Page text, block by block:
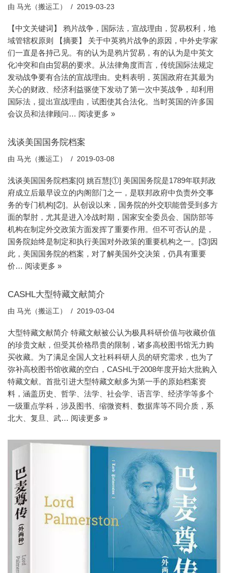
由 马光（搬运工） 2019-03-23
【中文关键词】 鸦片战争，国际法，宣战理由，贸易权利，地
域管辖权原则 【摘要】 关于中英鸦片战争的原因，中外史学家
们一直是各持己见。有的认为是鸦片贸易，有的认为是中英文
化冲突和自由贸易的要求。从法律角度而言，传统国际法规定
发动战争要有合法的宣战理由。史料表明，英国政府在其最为
关心的财政、经济利益驱使下发动了第一次中英战争，却利用
国际法，提出宣战理由，试图使其合法化。当时英国的许多国
会议员和法律顾问… 阅读更多 »
浅谈美国国务院档案
由 马光（搬运工） 2019-03-08
浅谈美国国务院档案[0] 姚百慧[①] 美国国务院是1789年联邦政
府成立后最早设立的内阁部门之一，是联邦政府中负责外交事
务的专门机构[②]。从创设以来，国务院的外交职能曾受到多方
面的掣肘，尤其是进入冷战时期，国家安全委员会、国防部等
机构在制定外交政策方面发挥了重要作用。但不可否认的是，
国务院始终是制定和执行美国对外政策的重要机构之一。[③]因
此，美国国务院的档案，对了解美国外交决策，仍具有重要
价… 阅读更多 »
CASHL大型特藏文献简介
由 马光（搬运工） 2019-03-04
大型特藏文献简介 特藏文献被公认为极具科研价值与收藏价值
的珍贵文献，但受其价格昂贵的限制，诸多高校图书馆无力购
买收藏。为了满足全国人文社科科研人员的研究需求，也为了
弥补高校图书馆收藏的空白，CASHL于2008年度开始大批购入
特藏文献。首批引进大型特藏文献多为第一手的原始档案资
料，涵盖历史、哲学、法学、社会学、语言学、经济学等多个
一级重点学科，涉及图书、缩微资料、数据库等不同介质，系
北大、复旦、武… 阅读更多 »